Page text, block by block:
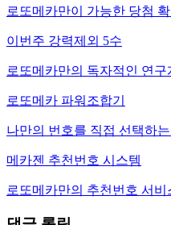
로또메카만이 가능한 당첨
이번주 강력제외 5수
로또메카만의 독자적인 연구
로또메카 파워조합기
나만의 번호를 직접 선택하는
메카젠 추천번호 시스템
로또메카만의 추천번호 서비